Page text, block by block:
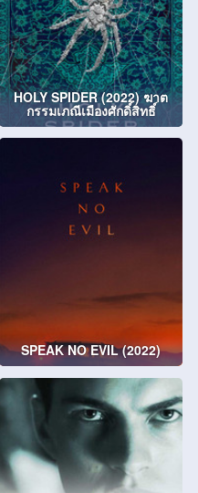
HOLY SPIDER (2022) ฆาต
กรรมเภณีเมืองศักดิ์สิทธิ์
SPEAK NO EVIL (2022)